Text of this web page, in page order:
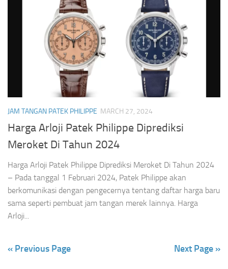
JAM TANGAN PATEK PHILIPPE MARCH 27, 2024
Harga Arloji Patek Philippe Diprediksi
Meroket Di Tahun 2024
Harga Arloji Patek Philippe Diprediksi Meroket Di Tahun 2024
– Pada tanggal 1 Februari 2024, Patek Philippe akan
berkomunikasi dengan pengecernya tentang daftar harga baru
sama seperti pembuat jam tangan merek lainnya. Harga
Arloji...
« Previous Page Next Page »